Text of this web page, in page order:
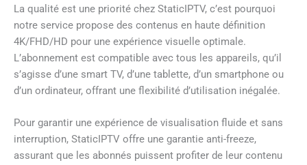
La qualité est une priorité chez StaticIPTV, c’est pourquoi
notre service propose des contenus en haute définition
4K/FHD/HD pour une expérience visuelle optimale.
L’abonnement est compatible avec tous les appareils, qu’il
s’agisse d’une smart TV, d’une tablette, d’un smartphone ou
d’un ordinateur, offrant une flexibilité d’utilisation inégalée.
Pour garantir une expérience de visualisation fluide et sans
interruption, StaticIPTV offre une garantie anti-freeze,
assurant que les abonnés puissent profiter de leur contenu